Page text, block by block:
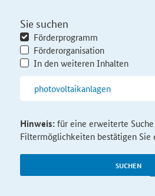
Sie suchen
Förderprogramm
Förderorganisation
In den weiteren Inhalten
SUCHEN
Hinweis:für eine erweiterte
Filtermöglichkeiten bestätigen Sie